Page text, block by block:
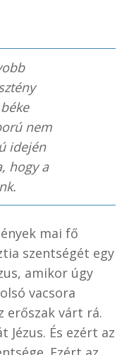
nem
idején
hogy a
mai fő
szentségét egy
amikor úgy
vacsora
erőszak várt rá.
Jézus. És ezért az